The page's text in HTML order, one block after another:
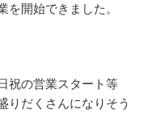
を開始できました。
祝の営業スタート等
りだくさんになりそう